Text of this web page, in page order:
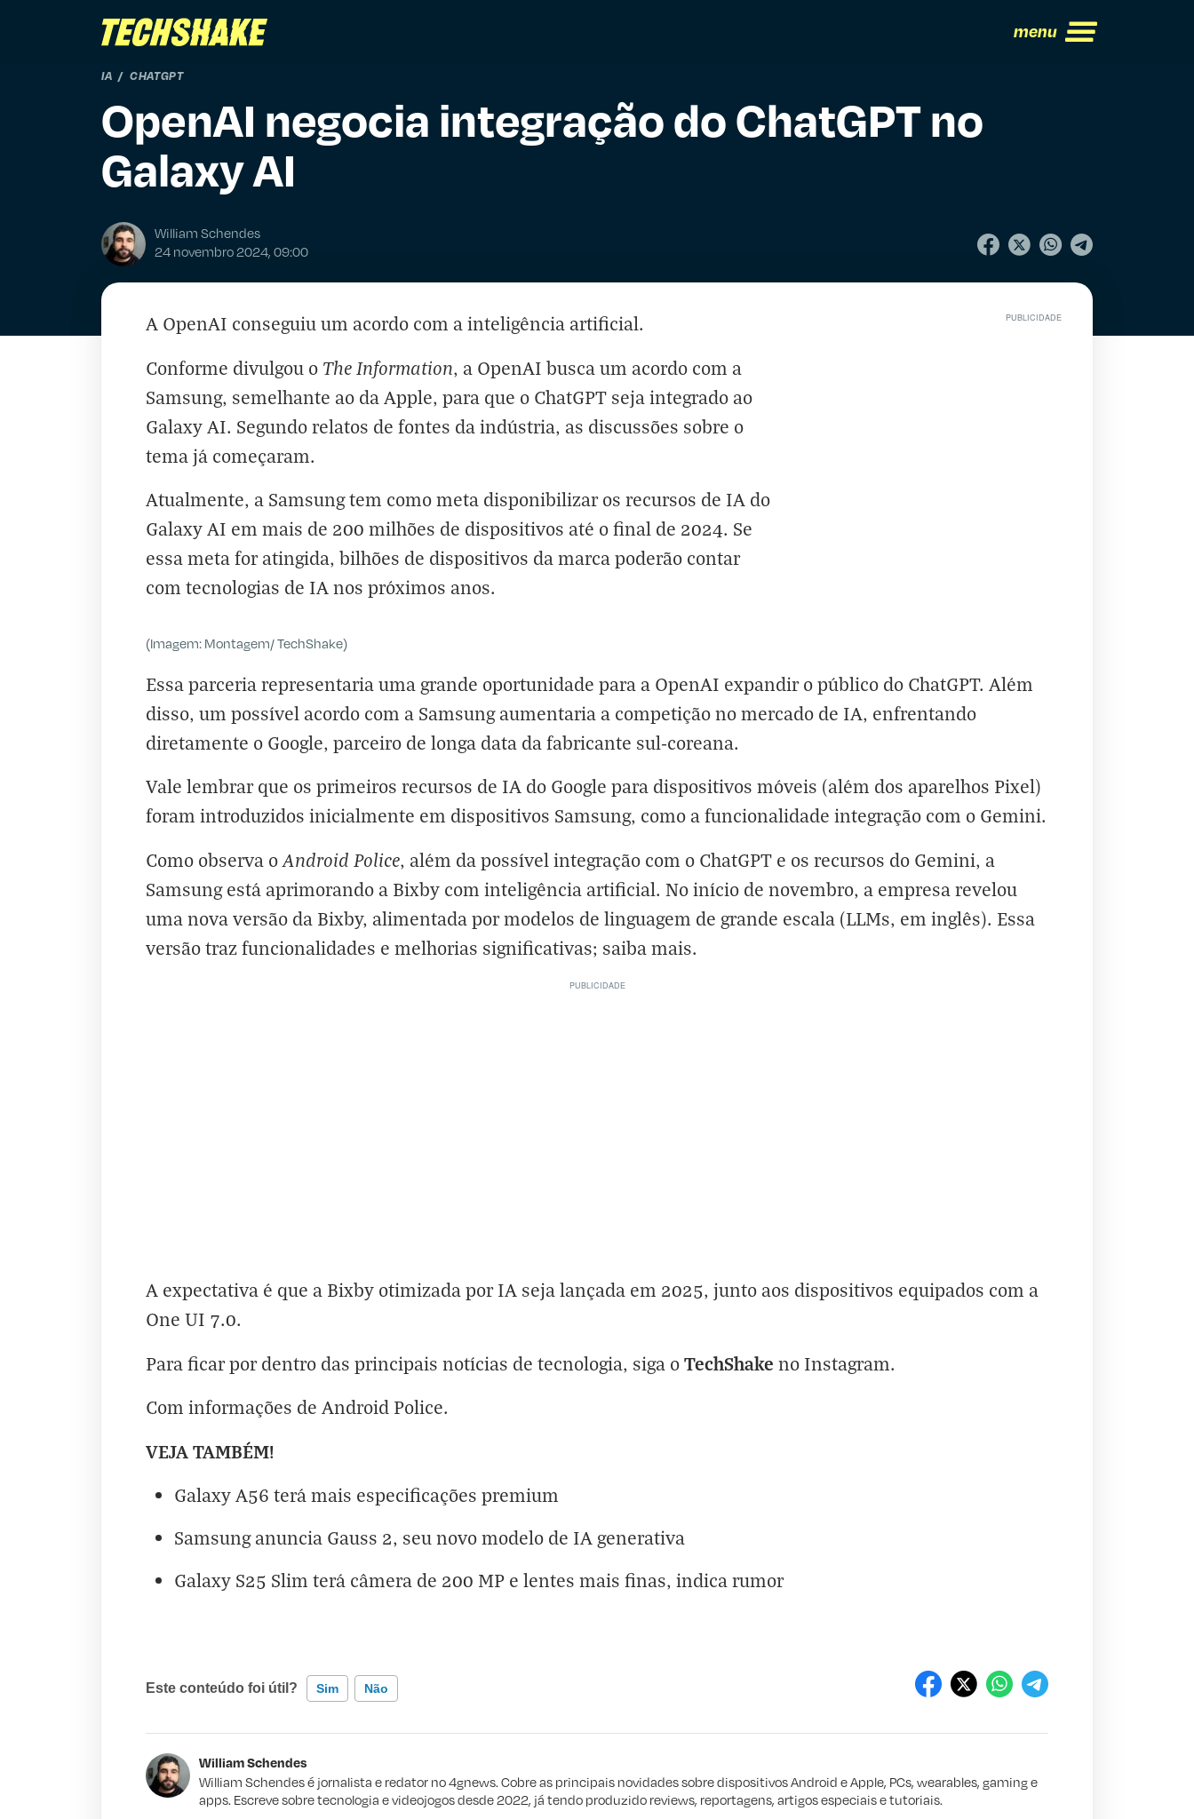
menu
IA CHATGPT
OpenAI negocia integração do ChatGPT no
Galaxy AI
William Schendes
24 novembro 2024, 09:00
A OpenAI conseguiu um acordo com a inteligência artificial.
Conforme divulgou o The Information, a OpenAI busca um acordo com a
Samsung, semelhante ao da Apple, para que o ChatGPT seja integrado ao
Galaxy AI. Segundo relatos de fontes da indústria, as discussões sobre o
tema já começaram.
Atualmente, a Samsung tem como meta disponibilizar os recursos de IA do
Galaxy AI em mais de 200 milhões de dispositivos até o final de 2024. Se
essa meta for atingida, bilhões de dispositivos da marca poderão contar
com tecnologias de IA nos próximos anos.
(Imagem: Montagem/ TechShake)
Essa parceria representaria uma grande oportunidade para a OpenAI expandir o público do ChatGPT. Além
disso, um possível acordo com a Samsung aumentaria a competição no mercado de IA, enfrentando
diretamente o Google, parceiro de longa data da fabricante sul-coreana.
Vale lembrar que os primeiros recursos de IA do Google para dispositivos móveis (além dos aparelhos Pixel)
foram introduzidos inicialmente em dispositivos Samsung, como a funcionalidade integração com o Gemini.
Como observa o Android Police, além da possível integração com o ChatGPT e os recursos do Gemini, a
Samsung está aprimorando a Bixby com inteligência artificial. No início de novembro, a empresa revelou
uma nova versão da Bixby, alimentada por modelos de linguagem de grande escala (LLMs, em inglês). Essa
versão traz funcionalidades e melhorias significativas; saiba mais.
A expectativa é que a Bixby otimizada por IA seja lançada em 2025, junto aos dispositivos equipados com a
One UI 7.0.
Para ficar por dentro das principais notícias de tecnologia, siga oTechShake no Instagram.
Com informações de Android Police.
VEJA TAMBÉM!
Galaxy A56 terá mais especificações premium
Samsung anuncia Gauss 2, seu novo modelo de IA generativa
Galaxy S25 Slim terá câmera de 200 MP e lentes mais finas, indica rumor
Este conteúdo foi útil? Sim Não
Este conteúdo não tem a informação que procuro
William Schendes
William Schendes é jornalista e redator no 4gnews. Cobre as principais novidades sobre dispositivos Android e Apple, PCs, wearables, gaming e
apps. Escreve sobre tecnologia e videojogos desde 2022, já tendo produzido reviews, reportagens, artigos especiais e tutoriais.